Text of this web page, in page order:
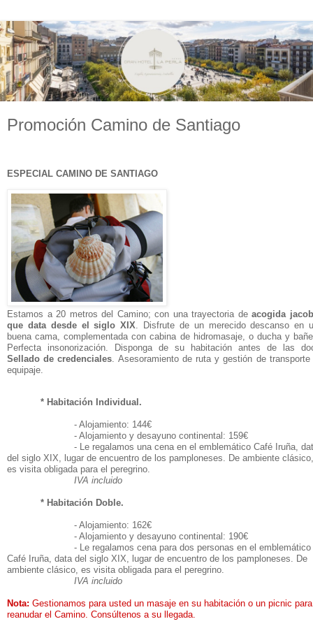
Promoción Camino de Santiago
ESPECIAL CAMINO DE SANTIAGO
Estamos a 20 metros del Camino; con una trayectoria deacogida
que data desde el siglo XIX. Disfrute de un merecido descanso en
buena cama, complementada con cabina de hidromasaje, o ducha y
Perfecta insonorización. Disponga de su habitación antes de las
Sellado de credenciales. Asesoramiento de ruta y gestión de transporte
equipaje.
* Habitación Individual.
- Alojamiento: 144€
- Alojamiento y desayuno continental: 159€
- Le regalamos una cena en el emblemático Café Iruña,
del siglo XIX, lugar de encuentro de los pamploneses. De ambiente clásico,
es visita obligada para el peregrino.
IVA incluido
* Habitación Doble.
- Alojamiento: 162€
- Alojamiento y desayuno continental: 190€
- Le regalamos cena para dos personas en el emblemático
Café Iruña, data del siglo XIX, lugar de encuentro de los pamploneses. De
ambiente clásico, es visita obligada para el peregrino.
IVA incluido
Nota: Gestionamos para usted un masaje en su habitación o un picnic para
reanudar el Camino. Consúltenos a su llegada.